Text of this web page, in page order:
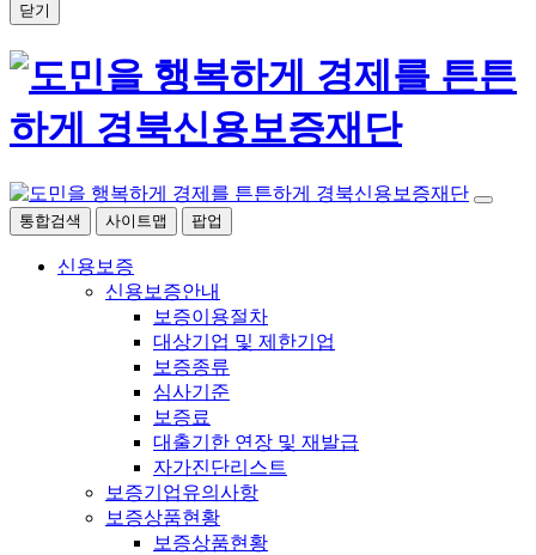
닫기
통합검색 사이트맵 팝업
신용보증
신용보증안내
보증이용절차
대상기업 및 제한기업
보증종류
심사기준
보증료
대출기한 연장 및 재발급
자가진단리스트
보증기업유의사항
보증상품현황
보증상품현황